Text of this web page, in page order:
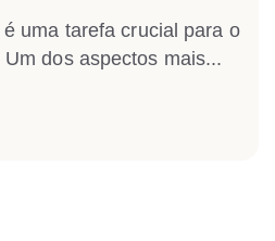
uma tarefa crucial para o
dos aspectos mais...